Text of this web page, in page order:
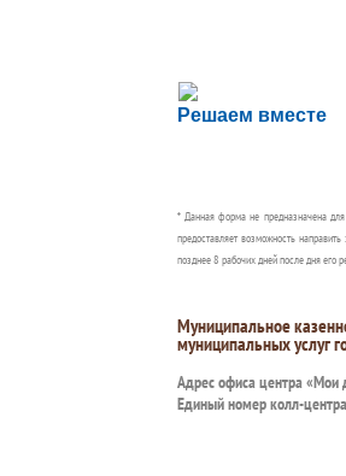
Решаем вместе
Сложности с
Сообщите об этом
* Данная форма не предназначена
предоставляет возможность
позднее 8 рабочих дней после дня его
Муниципальное
муниципальных услуг
Адрес офиса центра «Мои
Единый номер колл-